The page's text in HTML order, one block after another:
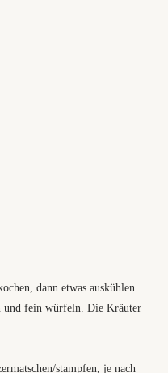
dann etwas auskühlen
und fein würfeln. Die Kräuter
stampfen, je nach